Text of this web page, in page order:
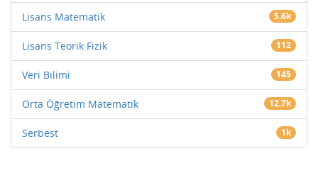
Lisans Matematik 5.6k
Lisans Teorik Fizik 112
Veri Bilimi 145
Orta Öğretim Matematik 12.7k
Serbest 1k